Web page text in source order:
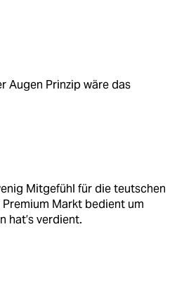
Augen Prinzip wäre das
Mitgefühl für die teutschen
Markt bedient um
hat’s verdient.